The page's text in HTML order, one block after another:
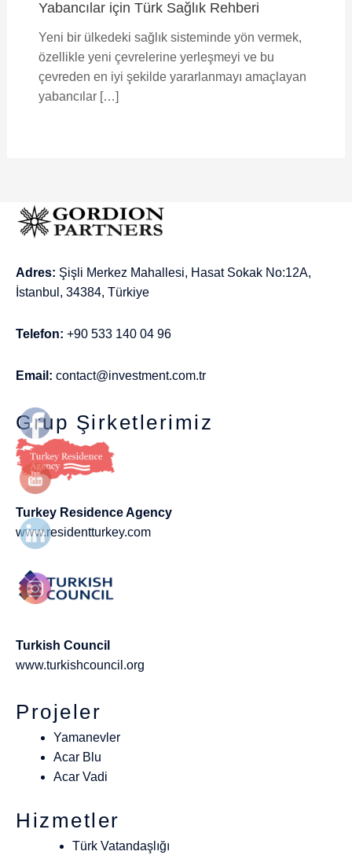
Yabancılar için Türk Sağlık Rehberi
Yeni bir ülkedeki sağlık sisteminde yön vermek,
özellikle yeni çevrelerine yerleşmeyi ve bu
çevreden en iyi şekilde yararlanmayı amaçlayan
yabancılar […]
Adres: Şişli Merkez Mahallesi, Hasat Sokak No:12A,
İstanbul, 34384, Türkiye
Telefon: +90 533 140 04 96
Email: contact@investment.com.tr
Grup Şirketlerimiz
Turkey Residence Agency
www.residentturkey.com
Turkish Council
www.turkishcouncil.org
Projeler
Yamanevler
Acar Blu
Acar Vadi
Hizmetler
Türk Vatandaşlığı